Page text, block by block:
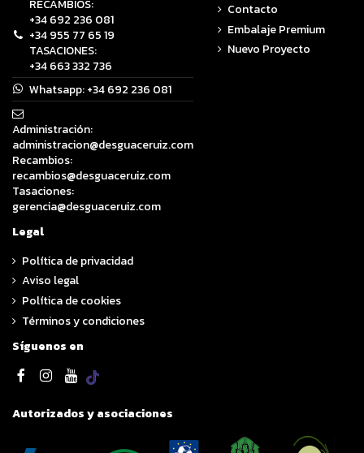
RECAMBIOS:
+34 692 236 081
+34 955 77 65 19
TASACIONES:
+34 663 332 736
Whatsapp:+34 692 236 081
Administración:
administracion@desguaceruiz.com
Recambios:
recambios@desguaceruiz.com
Tasaciones:
gerencia@desguaceruiz.com
Contacto
Embalaje Premium
Nuevo Proyecto
Legal
Política de privacidad
Aviso legal
Política de cookies
Términos y condiciones
Síguenos en
Autorizados y asociaciones